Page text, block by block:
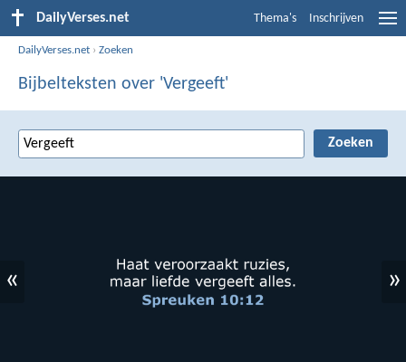
DailyVerses.net Thema's Inschrijven
DailyVerses.net ›Zoeken
Bijbelteksten over 'Vergeeft'
« »